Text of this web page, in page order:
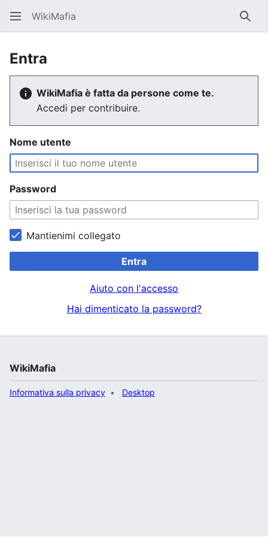
WikiMafia
Entra
WikiMafia è fatta da persone come te.
Accedi per contribuire.
Nome utente
Password
Mantienimi collegato
Entra
Aiuto con l'accesso
Hai dimenticato la password?
WikiMafia
Informativa sulla privacy Desktop